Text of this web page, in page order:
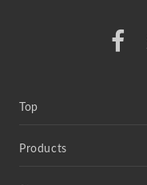
Top
Products